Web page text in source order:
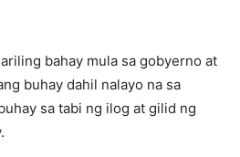
bahay mula sa gobyerno at
buhay dahil nalayo na sa
sa tabi ng ilog at gilid ng